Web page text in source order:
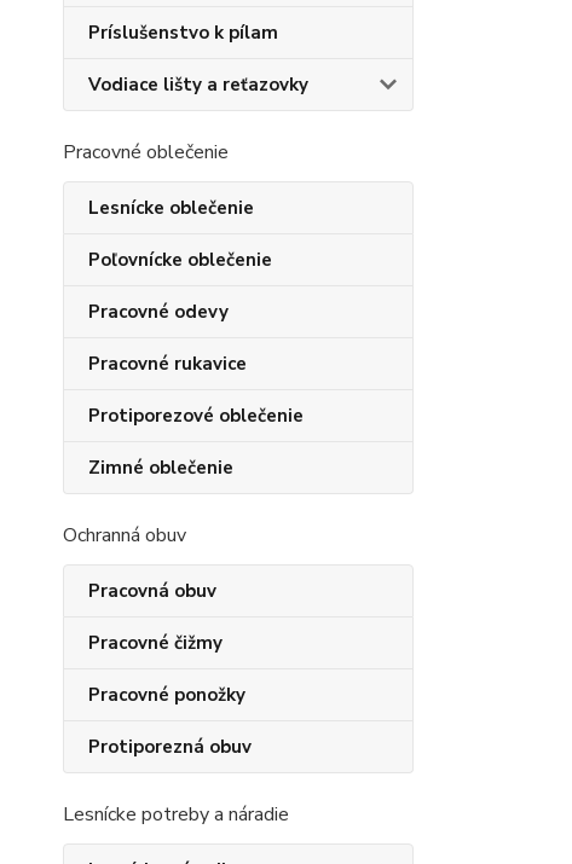
Príslušenstvo k pílam
Vodiace lišty a reťazovky
Pracovné oblečenie
Lesnícke oblečenie
Poľovnícke oblečenie
Pracovné odevy
Pracovné rukavice
Protiporezové oblečenie
Zimné oblečenie
Ochranná obuv
Pracovná obuv
Pracovné čižmy
Pracovné ponožky
Protiporezná obuv
Lesnícke potreby a náradie